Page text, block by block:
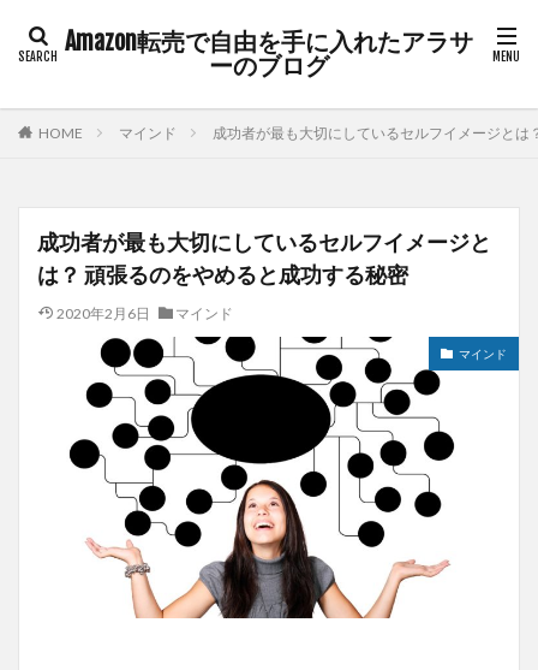
Amazon転売で自由を手に入れたアラサ
ーのブログ
HOME マインド 成功者が最も大切にしているセルフイメージとは
成功者が最も大切にしているセルフイメージと
は？ 頑張るのをやめると成功する秘密
2020年2月6日 マインド
マインド